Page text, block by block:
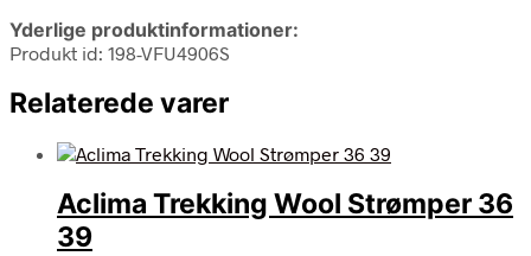
Yderlige produktinformationer:
Produkt id: 198-VFU4906S
Relaterede varer
Aclima Trekking Wool Strømper 36
39